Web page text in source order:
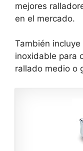
mejores
en el mercado.
También
inoxidable para
rallado medio o